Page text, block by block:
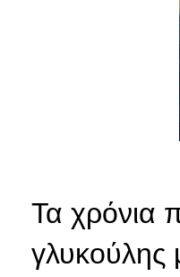
Τα χρόνια
γλυκούλης